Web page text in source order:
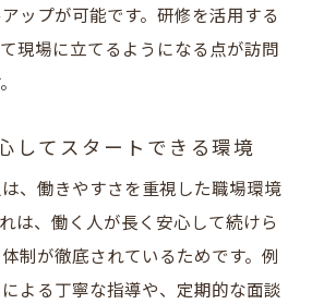
ップが可能です。研修を活用する
現場に立てるようになる点が訪問
してスタートできる環境
、働きやすさを重視した職場環境
は、働く人が長く安心して続けら
制が徹底されているためです。例
よる丁寧な指導や、定期的な面談